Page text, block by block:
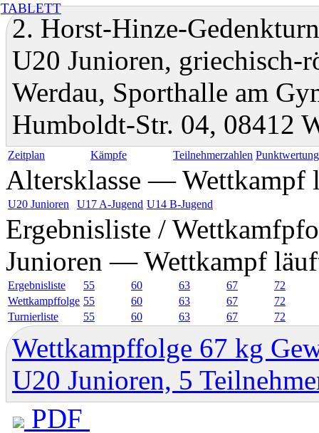
TABLETT
2. Horst-Hinze-
U20 Junioren, griechisch-
Werdau, Sporthalle am
Humboldt-Str. 04, 08412
Zeitplan Kämpfe Teilnehmerzahlen
Altersklasse — Wettkampf
U20 Junioren U17 A-Jugend U14 B-Jugend
Ergebnisliste /
Junioren — Wettkampf
Ergebnisliste 55 60 63 67
72
Wettkampffolge 55 60 63 67
72
Turnierliste
55 60 63 67 72
Wettkampffolge 67 kg
U20 Junioren, 5
PDF